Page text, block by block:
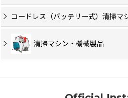
コードレス（バッテリー式）清掃マ
清掃マシン・機械製品